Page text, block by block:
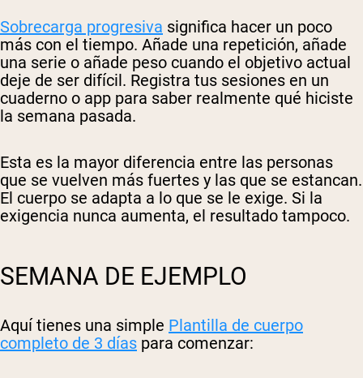
Sobrecarga progresiva significa hacer un poco
más con el tiempo. Añade una repetición, añade
una serie o añade peso cuando el objetivo actual
deje de ser difícil. Registra tus sesiones en un
cuaderno o app para saber realmente qué hiciste
la semana pasada.
Esta es la mayor diferencia entre las personas
que se vuelven más fuertes y las que se estancan.
El cuerpo se adapta a lo que se le exige. Si la
exigencia nunca aumenta, el resultado tampoco.
SEMANA DE EJEMPLO
Aquí tienes una simple Plantilla de cuerpo
completo de 3 días para comenzar: